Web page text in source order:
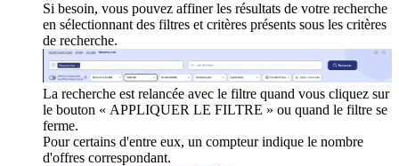
Si besoin, vous pouvez affiner les résultats de votre recherche
en sélectionnant des filtres et critères présents sous les critères
de recherche.
La recherche est relancée avec le filtre quand vous cliquez sur
le bouton « APPLIQUER LE FILTRE » ou quand le filtre se
ferme.
Pour certains d'entre eux, un compteur indique le nombre
d'offres correspondant.